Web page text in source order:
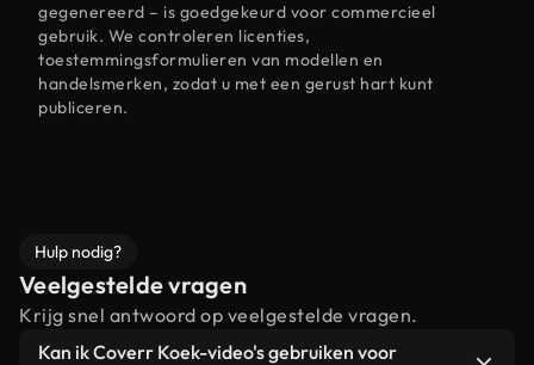
gegenereerd – is goedgekeurd voor commercieel
gebruik. We controleren licenties,
toestemmingsformulieren van modellen en
handelsmerken, zodat u met een gerust hart kunt
publiceren.
Hulp nodig?
Veelgestelde vragen
Krijg snel antwoord op veelgestelde vragen.
Kan ik Coverr Koek-video's gebruiken voor